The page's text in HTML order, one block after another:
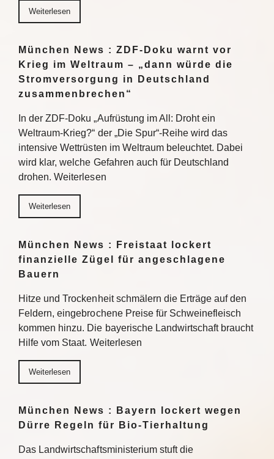
Weiterlesen
München News : ZDF-Doku warnt vor
Krieg im Weltraum – „dann würde die
Stromversorgung in Deutschland
zusammenbrechen“
In der ZDF-Doku „Aufrüstung im All: Droht ein
Weltraum-Krieg?“ der „Die Spur“-Reihe wird das
intensive Wettrüsten im Weltraum beleuchtet. Dabei
wird klar, welche Gefahren auch für Deutschland
drohen. Weiterlesen
Weiterlesen
München News : Freistaat lockert
finanzielle Zügel für angeschlagene
Bauern
Hitze und Trockenheit schmälern die Erträge auf den
Feldern, eingebrochene Preise für Schweinefleisch
kommen hinzu. Die bayerische Landwirtschaft braucht
Hilfe vom Staat. Weiterlesen
Weiterlesen
München News : Bayern lockert wegen
Dürre Regeln für Bio-Tierhaltung
Das Landwirtschaftsministerium stuft die